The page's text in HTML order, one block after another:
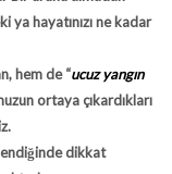
ya hayatınızı ne kadar
hem de “ucuz yangın
ortaya çıkardıkları
dikkat